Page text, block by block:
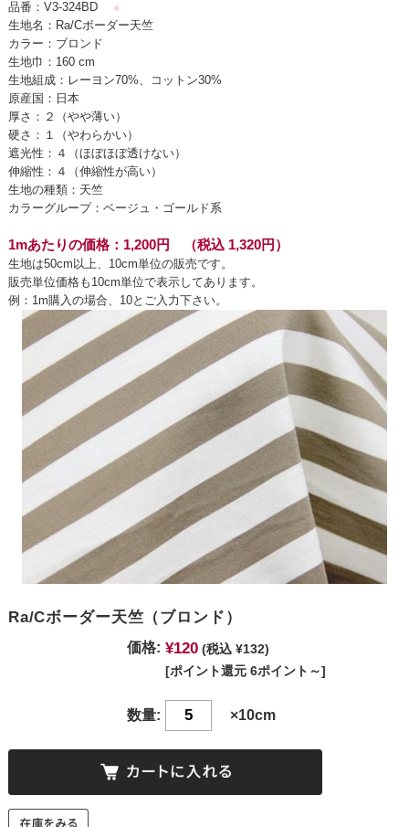
品番：V3-324BD●
生地名：Ra/Cボーダー天竺
カラー：ブロンド
生地巾：160 cm
生地組成：レーヨン70%、コットン30%
原産国：日本
厚さ：２（やや薄い）
硬さ：１（やわらかい）
遮光性：４（ほぼほぼ透けない）
伸縮性：４（伸縮性が高い）
生地の種類：天竺
カラーグループ：ベージュ・ゴールド系
1mあたりの価格：1,200円 （税込 1,320円）
生地は50cm以上、10cm単位の販売です。
販売単位価格も10cm単位で表示してあります。
例：1m購入の場合、10とご入力下さい。
Ra/Cボーダー天竺（ブロンド）
価格: ¥120 (税込 ¥132)
[ポイント還元 6ポイント～]
数量: ×10cm